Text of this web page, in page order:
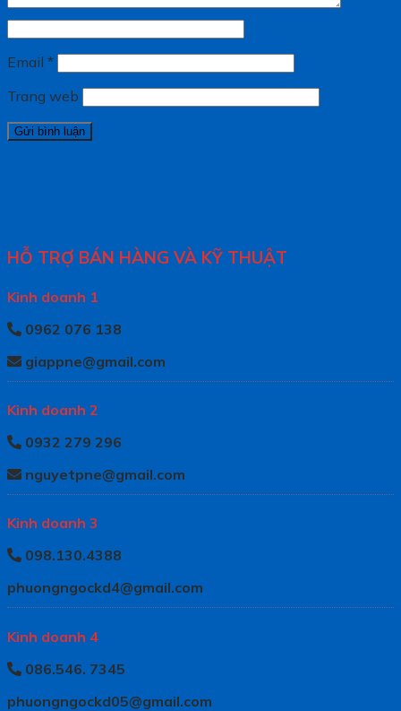
Email *
Trang web
HỖ TRỢ BÁN HÀNG VÀ KỸ THUẬT
Kinh doanh 1
0962 076 138
giappne@gmail.com
Kinh doanh 2
0932 279 296
nguyetpne@gmail.com
Kinh doanh 3
098.130.4388
phuongngockd4@gmail.com
Kinh doanh 4
086.546. 7345
phuongngockd05@gmail.com